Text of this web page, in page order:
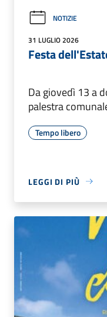
NOTIZIE
31 LUGLIO 2026
Festa
Da giovedì 13 a
palestra
Tempo libero
LEGGI DI PIÙ